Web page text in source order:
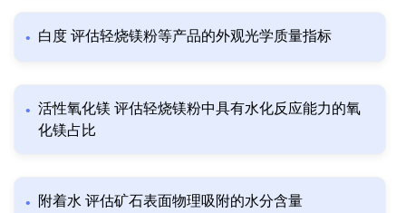
白度 评估轻烧镁粉等产品的外观光学质量指标
活性氧化镁 评估轻烧镁粉中具有水化反应能力的氧
化镁占比
附着水 评估矿石表面物理吸附的水分含量